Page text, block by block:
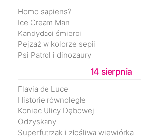
Homo sapiens?
Ice Cream Man
Kandydaci śmierci
Pejzaż w kolorze sepii
Psi Patrol i dinozaury
14 sierpnia
Flavia de Luce
Historie równoległe
Koniec Ulicy Dębowej
Odzyskany
Superfutrzak i złośliwa wiewiórka